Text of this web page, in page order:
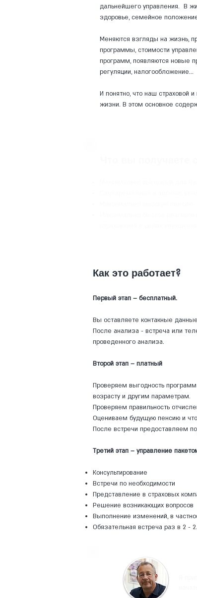
дальнейшего управления. В
здоровье, семейное
Меняются взгляды на жизнь,
программы, стоимости
программ, появляются новые
регуляции, налогообложение…
И понятно, что наш страховой
жизни. В этом основное
Как это работает?
Первый этап – бесплатный.
Вы оставляете контакные
После анализа - встреча или
проведенного анализа.
Второй этап – платный
Проверяем выгодность
возрасту и другим параметрам.
Проверяем правильность
Оцениваем будущую пенсию и
После встречи предоставляем
Третий этап – управление
Консультирование
Встречи по необходимости
Представление в страховых
Решение возникающих вопросов
Выполнение изменений, в
Обязательная встреча раз в 2 -